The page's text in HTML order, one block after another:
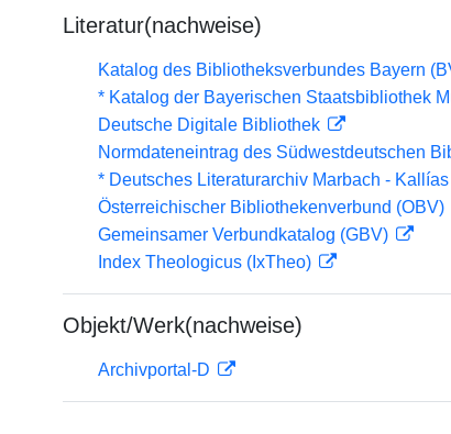
Literatur(nachweise)
Katalog des Bibliotheksverbundes Bayern
* Katalog der Bayerischen Staatsbibliothek
Deutsche Digitale Bibliothek
Normdateneintrag des Südwestdeutschen
* Deutsches Literaturarchiv Marbach - Kallías
Österreichischer Bibliothekenverbund (OBV)
Gemeinsamer Verbundkatalog (GBV)
Index Theologicus (IxTheo)
Objekt/Werk(nachweise)
Archivportal-D